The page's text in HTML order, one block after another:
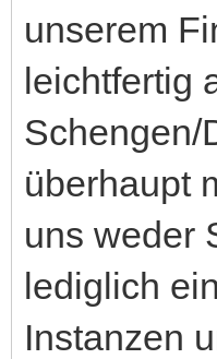
unserem
leichtfertig
Schengen/
überhaupt
uns weder
lediglich
Instanzen